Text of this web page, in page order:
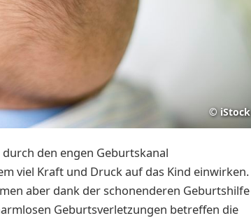
© iStock
den engen Geburtskanal
viel Kraft und Druck auf das Kind einwirken.
aber dank der schonenderen Geburtshilfe
Geburtsverletzungen betreffen die